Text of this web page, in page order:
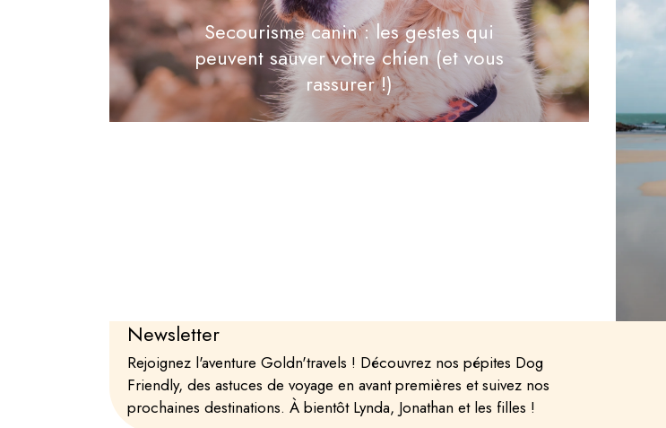
Secourisme canin : les gestes qui
peuvent sauver votre chien (et vous
rassurer !)
Newsletter
Rejoignez l'aventure Goldn'travels ! Découvrez nos pépites Dog
Friendly, des astuces de voyage en avant premières et suivez nos
prochaines destinations. À bientôt Lynda, Jonathan et les filles !